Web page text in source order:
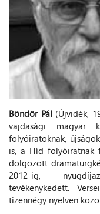
Böndör Pál (Újvidék,
vajdasági
folyóiratoknak,
is, a Híd folyóiratnak
dolgozott
2012-ig,
tevékenykedett.
tizennégy nyelven